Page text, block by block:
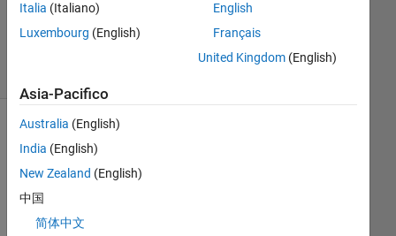
2024
33
commenti
meno
recenti
Italia (Italiano)
Luxembourg (English)
English
Français
United Kingdom(English)
Asia-Pacifico
Australia (English)
India (English)
New Zealand (English)
中国
简体中文